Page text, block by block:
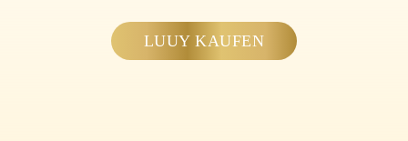
LUUY KAUFEN